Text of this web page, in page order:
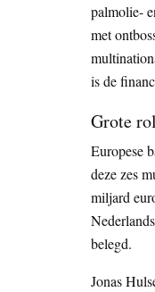
palmolie-
met
is de
Grote
Europese
deze zes
miljard
belegd.
Jonas